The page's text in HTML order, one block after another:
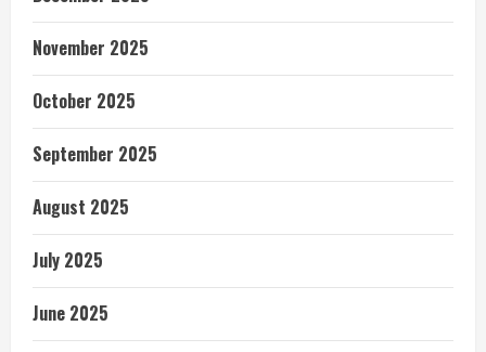
November 2025
October 2025
September 2025
August 2025
July 2025
June 2025